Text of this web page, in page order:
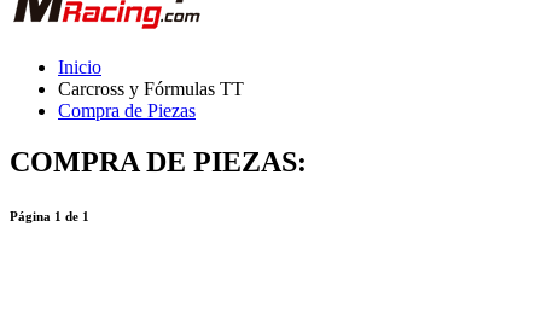
Carcross y Fórmulas TT
Compra de Piezas
COMPRA DE PIEZAS: